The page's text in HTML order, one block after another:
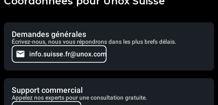
Demandes générales
Écrivez-nous, nous vous répondrons dans les plus brefs délais.
info.suisse.fr@unox.com
Support commercial
Appelez nos experts pour une consultation gratuite.